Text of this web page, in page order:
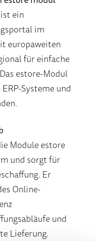
ein
im
europaweiten
für einfache
estore-Modul
Systeme und
Module estore
und sorgt für
Er
Online-
und
Lieferung.